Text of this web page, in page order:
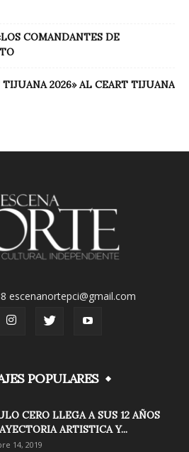
COMANDANTES DE
2026» AL CEART TIJUANA
escenanortepci@gmail.com
POPULARES
CERO LLEGA A SUS 12 AÑOS
ARTISTICA Y...
14, 2019